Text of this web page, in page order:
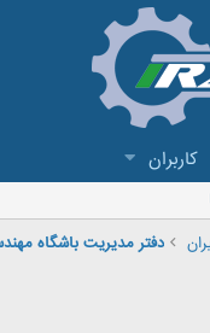
کاربران
دفتر مديريت باشگاه